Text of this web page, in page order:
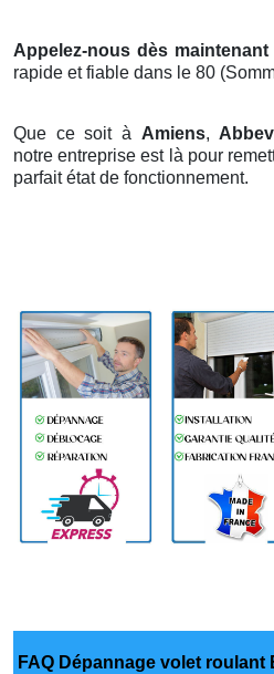
Appelez-nous dès maintenant
rapide et fiable dans le 80
Que ce soit à Amiens,
notre entreprise est là pour
parfait état de fonctionnement.
FAQ Dépannage volet